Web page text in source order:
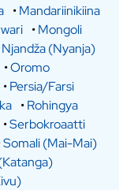
•Mandariinikiina
•Mongoli
Njandža (Nyanja)
•Oromo
•Persia/Farsi
•Rohingya
•Serbokroaatti
Somali (Mai-Mai)